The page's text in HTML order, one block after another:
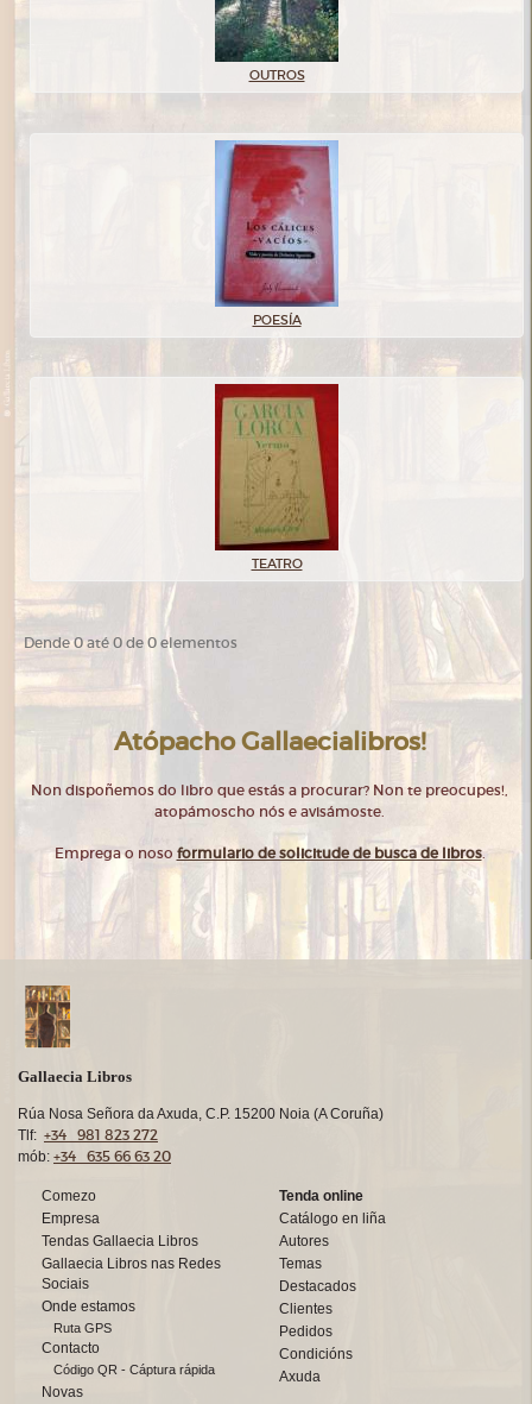
OUTROS
POESÍA
TEATRO
Dende 0 até 0 de 0 elementos
Atópacho Gallaecialibros!
Non dispoñemos do libro que estás a procurar? Non te preocupes!,
atopámoscho nós e avisámoste.
Emprega o noso formulario de solicitude de busca de libros.
Gallaecia Libros
Rúa Nosa Señora da Axuda, C.P. 15200 Noia (A Coruña)
Tlf: +34 981 823 272
mób: +34 635 66 63 20
Comezo
Empresa
Tendas Gallaecia Libros
Gallaecia Libros nas Redes
Sociais
Onde estamos
Ruta GPS
Contacto
Código QR - Cáptura rápida
Novas
Tenda online
Catálogo en liña
Autores
Temas
Destacados
Clientes
Pedidos
Condicións
Axuda